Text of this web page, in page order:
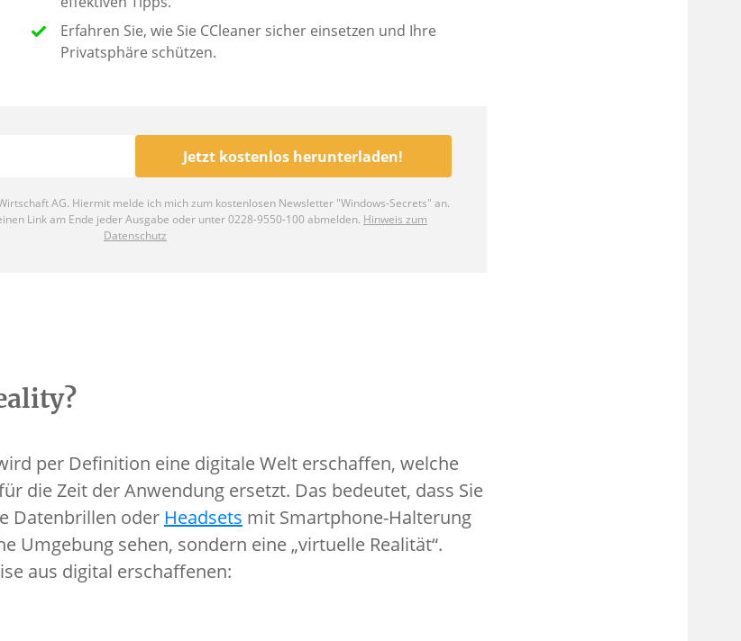
per Definition eine digitale Welt erschaffen, welche
die Zeit der Anwendung ersetzt. Das bedeutet, dass Sie
Datenbrillen oder Headsets mit Smartphone-Halterung
Umgebung sehen, sondern eine „virtuelle Realität“.
aus digital erschaffenen: